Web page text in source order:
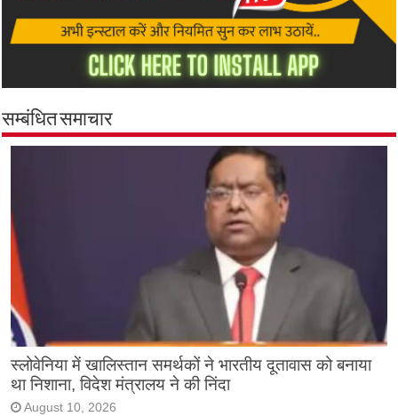
सम्बंधित समाचार
स्लोवेनिया में खालिस्तान समर्थकों ने भारतीय दूतावास को बनाया
था निशाना, विदेश मंत्रालय ने की निंदा
August 10, 2026